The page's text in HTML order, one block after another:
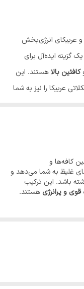
یک گزینه ایده‌آل برای
کافئین بالا هستند. این
عربیکا را نیز به شما
بین کافه‌ها و
غلیظ به شما می‌دهد و
باشد. این ترکیب
قوی و پرانرژی هستند.